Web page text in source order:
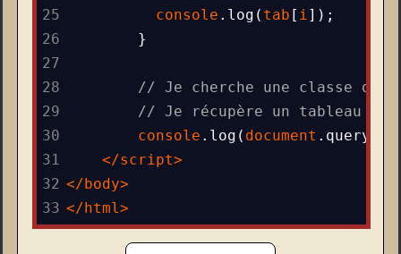
25
console . log ( tab [ i]);
26
}
27
28
// Je cherche une classe qui
29
// Je récupère un tableau
30
console . log ( document .
31
</script>
32 </ body>
33 </ html>